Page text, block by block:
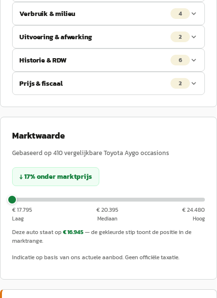
Verbruik & milieu 4
Uitvoering & afwerking 2
Historie & RDW 6
Prijs & fiscaal 2
Marktwaarde
Gebaseerd op 410vergelijkbareToyotaAygo occasions
↓17%ondermarktprijs
€ 17.795
Laag
€ 20.395
Mediaan
€ 24.480
Hoog
Deze auto staat op€ 16.945— de gekleurde stip toont de positie in de
marktrange.
Indicatie op basis van ons actuele aanbod. Geen officiële taxatie.